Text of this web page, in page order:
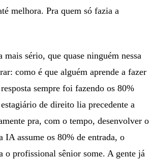
melhora. Pra quem só fazia a
sério, que quase ninguém nessa
como é que alguém aprende a fazer
sempre foi fazendo os 80%
de direito lia precedente a
pra, com o tempo, desenvolver o
IA assume os 80% de entrada, o
o profissional sênior some. A gente já